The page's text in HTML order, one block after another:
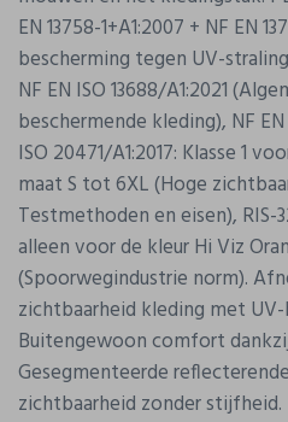
EN 13758-1+A1:2007 + NF EN
bescherming tegen UV-straling,
NF EN ISO 13688/A1:2021
beschermende kleding), NF EN
ISO 20471/A1:2017: Klasse 1
maat S tot 6XL (Hoge
Testmethoden en eisen), RIS-
alleen voor de kleur Hi Viz
(Spoorwegindustrie norm).
zichtbaarheid kleding met
Buitengewoon comfort
Gesegmenteerde
zichtbaarheid zonder stijfheid.